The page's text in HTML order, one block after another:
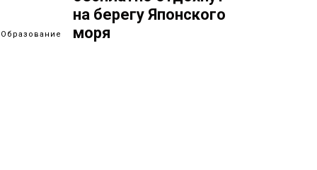
Образование
на берегу Японского
моря